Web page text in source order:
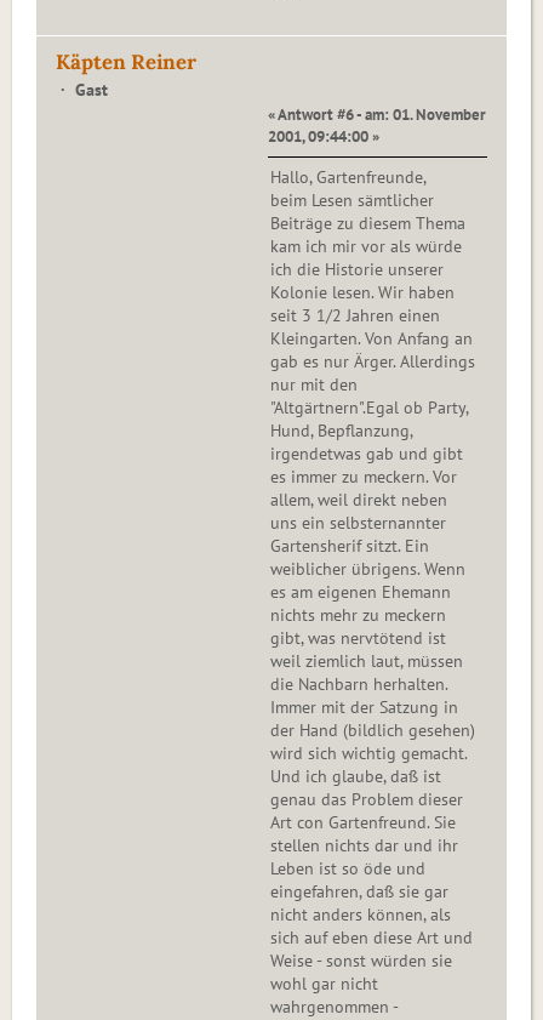
Käpten Reiner
Gast
« Antwort #6 - am: 01. November
2001, 09:44:00 »
Hallo, Gartenfreunde,
beim Lesen sämtlicher
Beiträge zu diesem Thema
kam ich mir vor als würde
ich die Historie unserer
Kolonie lesen. Wir haben
seit 3 1/2 Jahren einen
Kleingarten. Von Anfang an
gab es nur Ärger. Allerdings
nur mit den
"Altgärtnern".Egal ob Party,
Hund, Bepflanzung,
irgendetwas gab und gibt
es immer zu meckern. Vor
allem, weil direkt neben
uns ein selbsternannter
Gartensherif sitzt. Ein
weiblicher übrigens. Wenn
es am eigenen Ehemann
nichts mehr zu meckern
gibt, was nervtötend ist
weil ziemlich laut, müssen
die Nachbarn herhalten.
Immer mit der Satzung in
der Hand (bildlich gesehen)
wird sich wichtig gemacht.
Und ich glaube, daß ist
genau das Problem dieser
Art con Gartenfreund. Sie
stellen nichts dar und ihr
Leben ist so öde und
eingefahren, daß sie gar
nicht anders können, als
sich auf eben diese Art und
Weise - sonst würden sie
wohl gar nicht
wahrgenommen -